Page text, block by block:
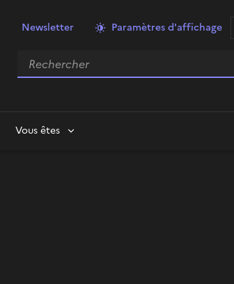
Newsletter Paramètres d'affichage
Rechercher
Vous êtes